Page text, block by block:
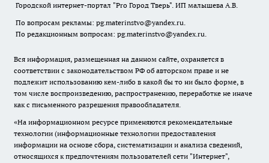
Городской интернет-портал "Pro Город Тверь". ИП малышева А.В.
По вопросам рекламы: pg.materinstvo@yandex.ru.
По редакционным вопросам: pg.materinstvo@yandex.ru.
Вся информация, размещенная на данном сайте, охраняется в
соответствии с законодательством РФ об авторском праве и не
подлежит использованию кем-либо в какой бы то ни было форме, в
том числе воспроизведению, распространению, переработке не иначе
как с письменного разрешения правообладателя.
«На информационном ресурсе применяются рекомендательные
технологии (информационные технологии предоставления
информации на основе сбора, систематизации и анализа сведений,
относящихся к предпочтениям пользователей сети "Интернет",